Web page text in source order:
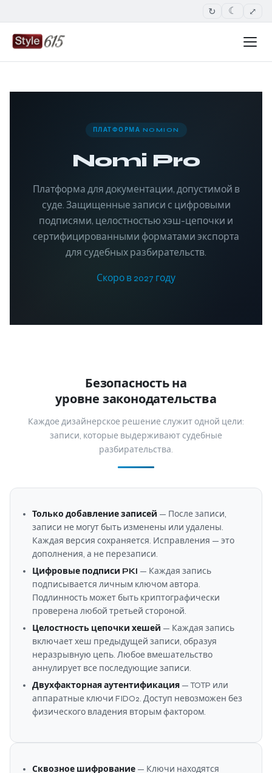
↻ ☾ ⤢
ПЛАТФОРМА NOMION
Nomi Pro
Платформа для документации, допустимой в
суде. Защищенные записи с цифровыми
подписями, целостностью хэш-цепочки и
сертифицированными форматами экспорта
для судебных разбирательств.
Скоро в 2027 году
Безопасность на
уровне законодательства
Каждое дизайнерское решение служит одной цели:
записи, которые выдерживают судебные
разбирательства.
Только добавление записей — После записи,
записи не могут быть изменены или удалены.
Каждая версия сохраняется. Исправления — это
дополнения, а не перезаписи.
Цифровые подписи PKI — Каждая запись
подписывается личным ключом автора.
Подлинность может быть криптографически
проверена любой третьей стороной.
Целостность цепочки хешей — Каждая запись
включает хеш предыдущей записи, образуя
неразрывную цепь. Любое вмешательство
аннулирует все последующие записи.
Двухфакторная аутентификация — TOTP или
аппаратные ключи FIDO2. Доступ невозможен без
физического владения вторым фактором.
Сквозное шифрование — Ключи находятся